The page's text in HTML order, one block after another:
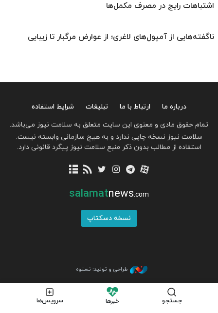
اشتباهات رایج در مصرف مکمل‌ها
ناگفته‌هایی از آمپول‌های لاغری؛ از عوارض مرگبار تا زیبایی
جستجو خبرها سرویس‌ها
درباره ما ارتباط با ما تبلیغات
شرایط استفاده
تمام حقوق مادی و معنوی این سایت متعلق به سلامت نیوز می‌باشد.
سلامت نیوز نسخه چاپی ندارد و به هیچ سازمانی وابسته نیست.
استفاده از مطالب بدون ذکر منبع سلامت نیوز پیگرد قانونی دارد.
salamatnews.com
نسخه دسکتاپ
طراحی و تولید: نستوه